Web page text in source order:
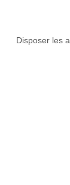
Disposer les